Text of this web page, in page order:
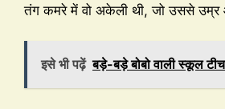
तंग कमरे में वो अकेली थी, जो उससे उम्र
इसे भी पढ़ें बड़े-बड़े बोबो वाली स्कूल